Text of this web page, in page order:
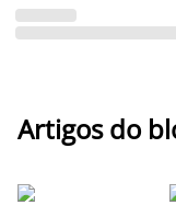
Artigos do